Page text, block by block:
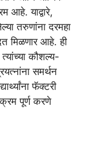
आहे. याद्वारे,
तरुणांना दरमहा
मिळणार आहे. ही
कौशल्य-
समर्थन
फॅक्टरी
पूर्ण करणे